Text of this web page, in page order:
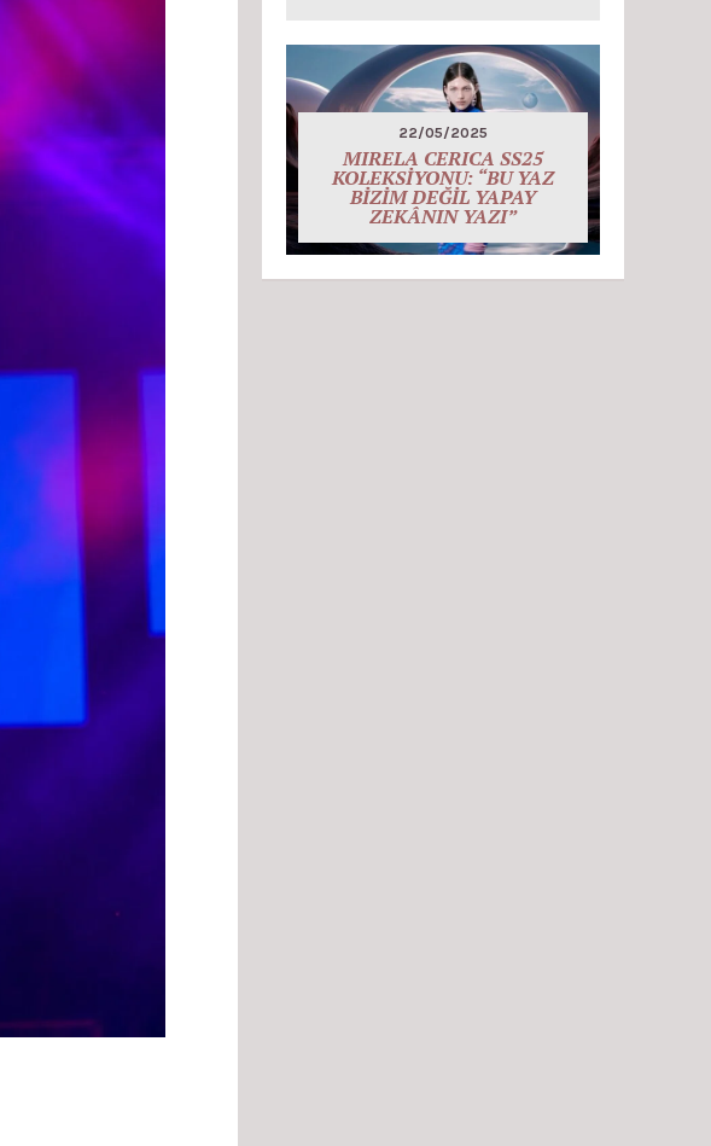
22/05/2025
MIRELA CERICA SS25
KOLEKSİYONU: “BU YAZ
BİZİM DEĞİL YAPAY
ZEKÂNIN YAZI”